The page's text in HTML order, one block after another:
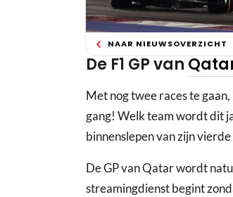
NAAR NIEUWSOVERZICHT
De F1 GP van
Met nog twee races te
gang! Welk team wordt dit
binnenslepen van zijn
De GP van Qatar wordt
streamingdienst begint